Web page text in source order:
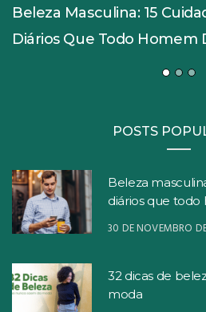
Beleza Masculina: 15
Diários Que Todo Homem
POSTS
Beleza
diários que
30 DE NOVEMBRO
32 dicas de
moda